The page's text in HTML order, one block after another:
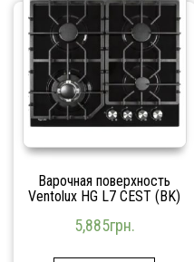
Варочная поверхность
Ventolux HG L7 CEST (BK)
5,885грн.